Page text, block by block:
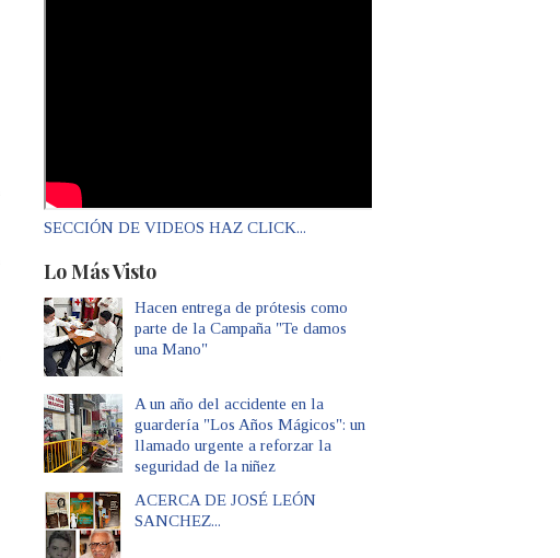
SECCIÓN DE VIDEOS HAZ CLICK...
Lo Más Visto
Hacen entrega de prótesis como
parte de la Campaña "Te damos
una Mano"
A un año del accidente en la
guardería "Los Años Mágicos": un
llamado urgente a reforzar la
seguridad de la niñez
ACERCA DE JOSÉ LEÓN
SANCHEZ...